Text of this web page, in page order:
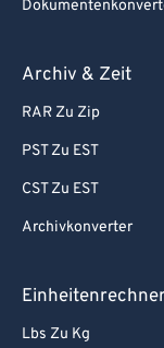
Archiv & Zeit
RAR Zu Zip
PST Zu EST
CST Zu EST
Archivkonverter
Lbs Zu Kg